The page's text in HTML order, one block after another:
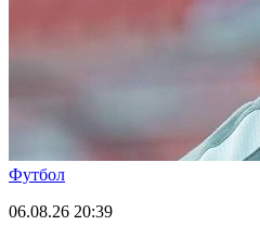
Футбол
06.08.26 20:39